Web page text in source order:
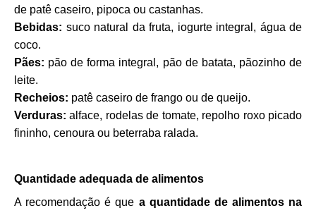
de patê caseiro, pipoca ou castanhas.
Bebidas: suco natural da fruta, iogurte integral, água de
coco.
Pães: pão de forma integral, pão de batata, pãozinho de
leite.
Recheios: patê caseiro de frango ou de queijo.
Verduras: alface, rodelas de tomate, repolho roxo picado
fininho, cenoura ou beterraba ralada.
Quantidade adequada de alimentos
A recomendação é que a quantidade de alimentos na